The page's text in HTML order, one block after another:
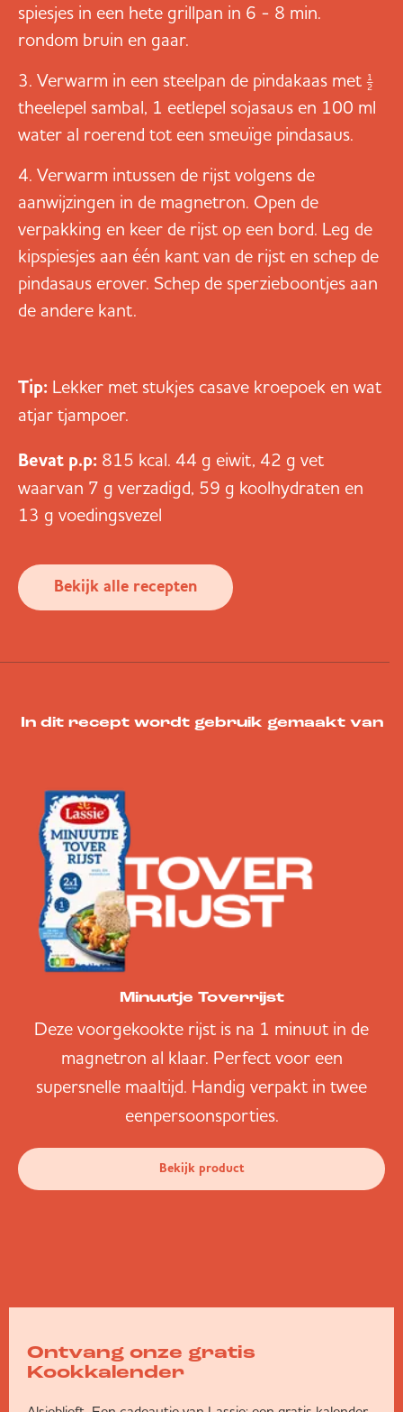
spiesjes in een hete grillpan in 6 - 8 min.
rondom bruin en gaar.
Verwarm in een steelpan de pindakaas met ½
theelepel sambal, 1 eetlepel sojasaus en 100 ml
water al roerend tot een smeuïge pindasaus.
Verwarm intussen de rijst volgens de
aanwijzingen in de magnetron. Open de
verpakking en keer de rijst op een bord. Leg de
kipspiesjes aan één kant van de rijst en schep de
pindasaus erover. Schep de sperzieboontjes aan
de andere kant.
Tip: Lekker met stukjes casave kroepoek en wat
atjar tjampoer.
Bevat p.p: 815 kcal. 44 g eiwit, 42 g vet
waarvan 7 g verzadigd, 59 g koolhydraten en
13 g voedingsvezel
Bekijk alle recepten
In dit recept wordt gebruik gemaakt van
Minuutje Toverrijst
Deze voorgekookte rijst is na 1 minuut in de
magnetron al klaar. Perfect voor een
supersnelle maaltijd. Handig verpakt in twee
eenpersoonsporties.
Bekijk product
Ontvang onze gratis
Kookkalender